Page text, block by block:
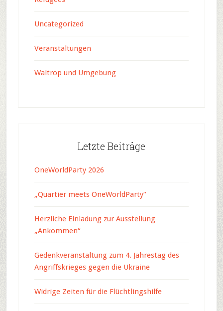
Uncategorized
Veranstaltungen
Waltrop und Umgebung
Letzte Beiträge
OneWorldParty 2026
„Quartier meets OneWorldParty“
Herzliche Einladung zur Ausstellung
„Ankommen“
Gedenkveranstaltung zum 4. Jahrestag des
Angriffskrieges gegen die Ukraine
Widrige Zeiten für die Flüchtlingshilfe